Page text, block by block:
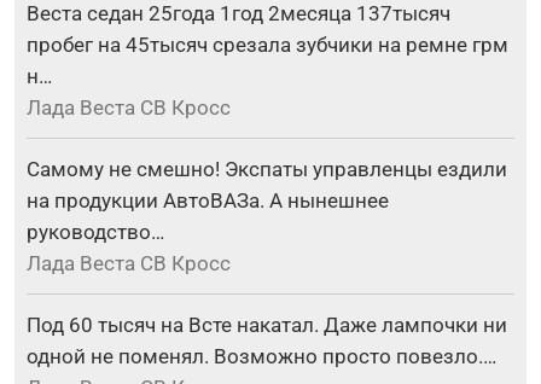
Веста седан 25года 1год 2месяца 137тысяч
пробег на 45тысяч срезала зубчики на ремне грм
н…
Лада Веста СВ Кросс
Самому не смешно! Экспаты управленцы ездили
на продукции АвтоВАЗа. А нынешнее
руководство…
Лада Веста СВ Кросс
Под 60 тысяч на Всте накатал. Даже лампочки ни
одной не поменял. Возможно просто повезло.…